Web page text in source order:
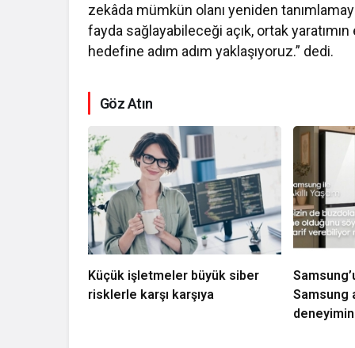
zekâda mümkün olanı yeniden
fayda sağlayabileceği açık, ortak yaratımın
hedefine adım adım yaklaşıyoruz.” dedi.
Göz Atın
Küçük işletmeler büyük siber
risklerle karşı karşıya
Samsung